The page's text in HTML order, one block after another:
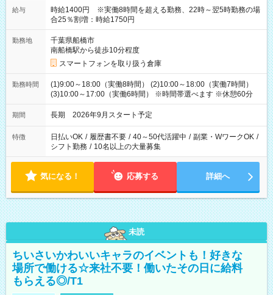
給与
時給1400円 ※実働8時間を超える勤務、22時～翌5時勤務の場
合25％割増：時給1750円
勤務地
千葉県船橋市
南船橋駅から徒歩10分程度
スマートフォンを取り扱う倉庫
勤務時間
(1)9:00～18:00（実働8時間） (2)10:00～18:00（実働7時間）
(3)10:00～17:00（実働6時間） ※時間帯選べます ※休憩60分
期間 長期 2026年9月スタート予定
特徴 日払いOK / 履歴書不要 / 40～50代活躍中 / 副業・WワークOK /
シフト勤務 / 10名以上の大量募集
気になる！ 応募する 詳細へ
未読
ちいさいかわいいキャラのイベントも！好きな
場所で働ける☆来社不要！働いたその日に給料
もらえる◎/T1